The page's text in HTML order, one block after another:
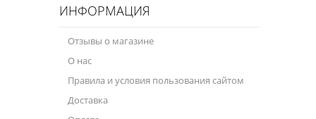
ИНФОРМАЦИЯ
Отзывы о магазине
О нас
Правила и условия пользования сайтом
Доставка